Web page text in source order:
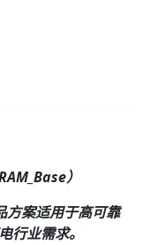
Base）
方案适用于高可靠
行业需求。